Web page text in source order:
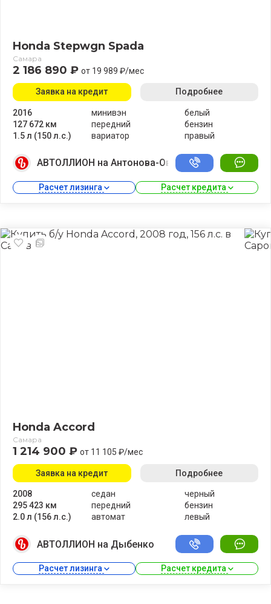
Honda Stepwgn Spada
Самара
2 186 890 ₽ от 19 989 ₽/мес
2016
127 672 км
1.5 л (150 л.с.)
минивэн
передний
вариатор
белый
бензин
правый
Заявка на кредит Подробнее
АВТОЛЛИОН на Антонова-Овсеенко
Расчет лизинга Расчет кредита
Honda Accord
Самара
1 214 900 ₽ от 11 105 ₽/мес
2008
295 423 км
2.0 л (156 л.с.)
седан
передний
автомат
черный
бензин
левый
Заявка на кредит Подробнее
АВТОЛЛИОН на Дыбенко
Расчет лизинга Расчет кредита